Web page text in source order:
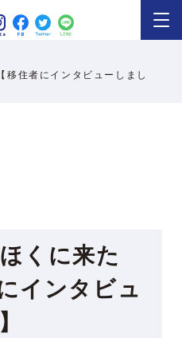
移住者にインタビューしまし
くに来た
インタビュ